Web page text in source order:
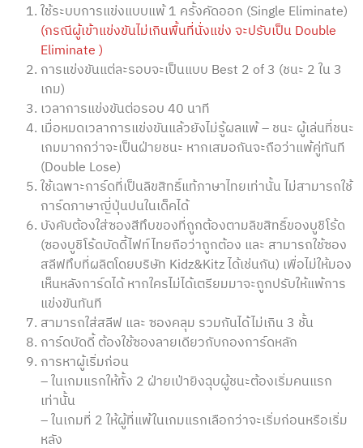
ใช้ระบบการแข่งแบบแพ้ 1 ครั้งคัดออก (Single Eliminate)
(กรณีผู้เข้าแข่งขันไม่เกินพื้นที่นั่งแข่ง จะปรับเป็น Double
Eliminate )
การแข่งขันแต่ละรอบจะเป็นแบบ Best 2 of 3 (ชนะ 2 ใน 3
เกม)
เวลาการแข่งขันต่อรอบ 40 นาที
เมื่อหมดเวลาการแข่งขันแล้วยังไม่รู้ผลแพ้ – ชนะ ผู้เล่นที่ชนะ
เกมมากกว่าจะเป็นฝ่ายชนะ หากเสมอกันจะถือว่าแพ้คู่ทันที
(Double Lose)
ใช้เฉพาะการ์ดที่เป็นลิขสิทธิ์แท้ภาษาไทยเท่านั้น ไม่สามารถใช้
การ์ดภาษาญี่ปุ่นปนในเด็คได้
บังคับต้องใส่ซองสีทึบของที่ถูกต้องตามลิขสิทธิ์ของบูชิโร้ด
(ซองบูชิโร้ดบัดดี้ไฟท์ไทยถือว่าถูกต้อง และ สามารถใช้ซอง
สลีฟทึบที่ผลิตโดยบริษัท Kidz&Kitz ได้เช่นกัน) เพื่อไม่ให้มอง
เห็นหลังการ์ดได้ หากใครไม่ได้เตรียมมาจะถูกปรับให้แพ้การ
แข่งขันทันที
สามารถใส่สลีฟ และ ซองคลุม รวมกันได้ไม่เกิน 3 ชั้น
การ์ดบัดดี้ ต้องใช้ซองลายเดียวกับกองการ์ดหลัก
การหาผู้เริ่มก่อน
– ในเกมแรกให้ทั้ง 2 ฝ่ายเป่ายิงฉุบผู้ชนะต้องเริ่มคนแรก
เท่านั้น
– ในเกมที่ 2 ให้ผู้ที่แพ้ในเกมแรกเลือกว่าจะเริ่มก่อนหรือเริ่ม
หลัง